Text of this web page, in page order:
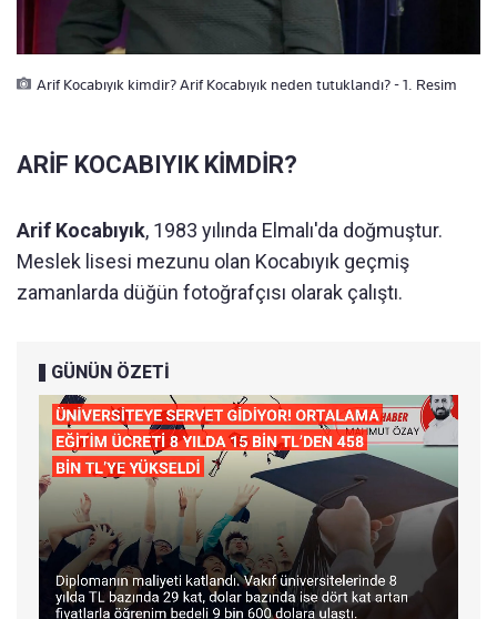
Arif Kocabıyık kimdir? Arif Kocabıyık neden tutuklandı? - 1. Resim
ARİF KOCABIYIK KİMDİR?
Arif Kocabıyık, 1983 yılında Elmalı'da doğmuştur.
Meslek lisesi mezunu olan Kocabıyık geçmiş
zamanlarda düğün fotoğrafçısı olarak çalıştı.
GÜNÜN ÖZETİ